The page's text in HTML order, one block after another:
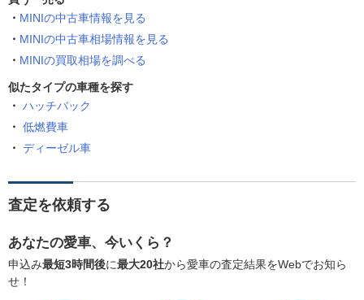
MINIの中古車情報を見る
MINIの中古車相場情報を見る
MINIの買取相場を調べる
似たタイプの車種を探す
ハッチバック
低燃費車
ディーゼル車
査定を依頼する
あなたの愛車、今いくら？
申込み最短3時間後に最大20社から愛車の査定結果をWebでお知ら
せ！